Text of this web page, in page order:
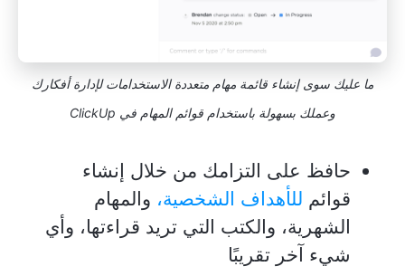
ما عليك سوى إنشاء قائمة مهام متعددة الاستخدامات لإدارة أفكارك
وعملك بسهولة باستخدام قوائم المهام في ClickUp
حافظ على التزامك من خلال إنشاء
قوائم للأهداف الشخصية، والمهام
الشهرية، والكتب التي تريد قراءتها، وأي
شيء آخر تقريبًا